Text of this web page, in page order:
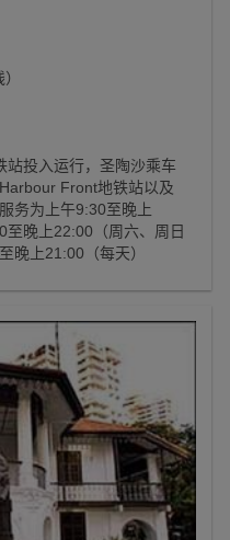
投入运行，圣陶沙乘车
Front地铁站以及
务为上午9:30至晚上
晚上22:00（周六、周日
晚上21:00（每天）